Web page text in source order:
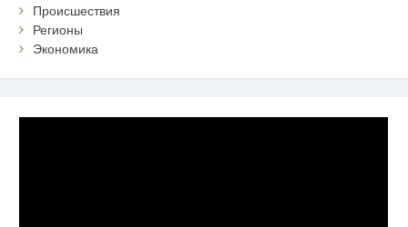
Происшествия
Регионы
Экономика